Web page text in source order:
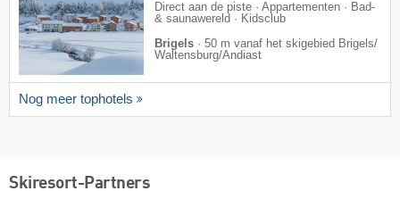
Direct aan de piste · Appartementen · Bad-
& saunawereld · Kidsclub
Brigels · 50 m vanaf het skigebied Brigels/​
Waltensburg/​Andiast
Nog meer tophotels
Skiresort-Partners